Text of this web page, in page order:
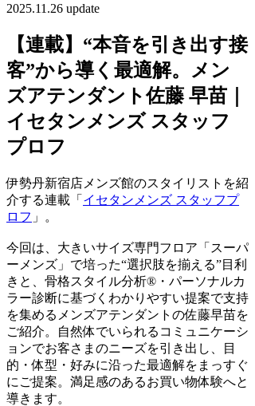
2025.11.26 update
【連載】“本音を引き出す接
客”から導く最適解。メン
ズアテンダント佐藤 早苗｜
イセタンメンズ スタッフ
プロフ
伊勢丹新宿店メンズ館のスタイリストを紹
介する連載「 イセタンメンズ スタッフプ
ロフ 」。
今回は、大きいサイズ専門フロア「スーパ
ーメンズ」で培った“選択肢を揃える”目利
きと、骨格スタイル分析®・パーソナルカ
ラー診断に基づくわかりやすい提案で支持
を集めるメンズアテンダントの佐藤早苗を
ご紹介。自然体でいられるコミュニケーシ
ョンでお客さまのニーズを引き出し、目
的・体型・好みに沿った最適解をまっすぐ
にご提案。満足感のあるお買い物体験へと
導きます。